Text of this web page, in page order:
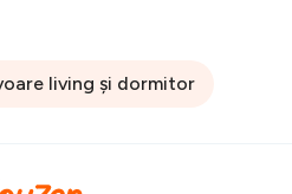
living și dormitor